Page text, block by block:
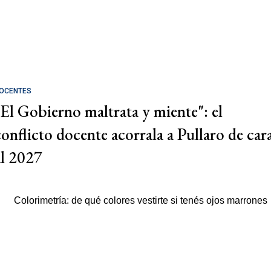
Gobierno maltrata y miente": el
docente acorrala a Pullaro de
2027